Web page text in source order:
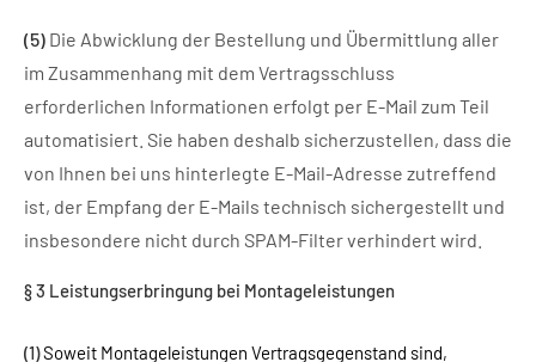
(5) Die Abwicklung der Bestellung und Übermittlung aller
im Zusammenhang mit dem Vertragsschluss
erforderlichen Informationen erfolgt per E-Mail zum Teil
automatisiert. Sie haben deshalb sicherzustellen, dass die
von Ihnen bei uns hinterlegte E-Mail-Adresse zutreffend
ist, der Empfang der E-Mails technisch sichergestellt und
insbesondere nicht durch SPAM-Filter verhindert wird.
§ 3 Leistungserbringung bei Montageleistungen
(1)Soweit Montageleistungen Vertragsgegenstand sind,